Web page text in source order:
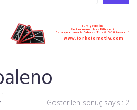
Türkiye'de İlk
Performans Hava Filtreleri
Daha çok hava & Daha az Toz & %10 tasarruf
www.torkotomotiv.com
Gösterilen sonuç sayısı: 2